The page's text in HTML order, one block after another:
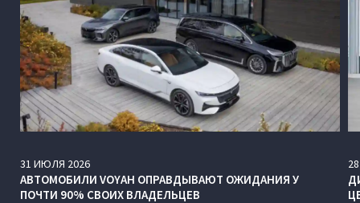
31 ИЮЛЯ 2026
АВТОМОБИЛИ VOYAH ОПРАВДЫВАЮТ ОЖИДАНИЯ У
ПОЧТИ 90% СВОИХ ВЛАДЕЛЬЦЕВ
28